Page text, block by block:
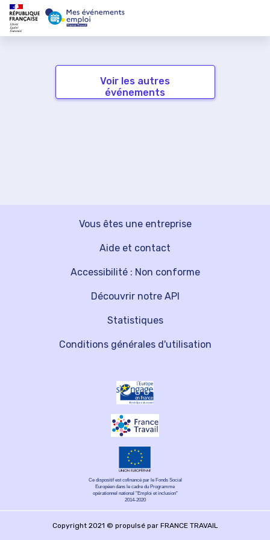
Voir les autres
événements
Vous êtes une entreprise
Découvrir notre API
Aide et contact
Statistiques
Accessibilité : Non conforme
Conditions générales d'utilisation
Ce dispositif est cofinancé par le Fonds Social
Européen dans le cadre du Programme
opérationnel national "Emploi et inclusion"
2014-2020
Copyright 2021 © propulsé par FRANCE TRAVAIL